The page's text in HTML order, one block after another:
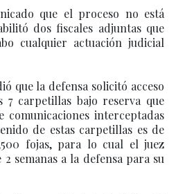
que el proceso no está
dos fiscales adjuntas que
cualquier actuación judicial
que la defensa solicitó acceso
7 carpetillas bajo reserva que
comunicaciones interceptadas
de estas carpetillas es de
fojas, para lo cual el juez
semanas a la defensa para su